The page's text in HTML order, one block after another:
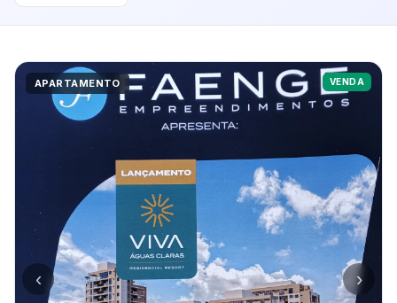
APARTAMENTO VENDA
‹ ›